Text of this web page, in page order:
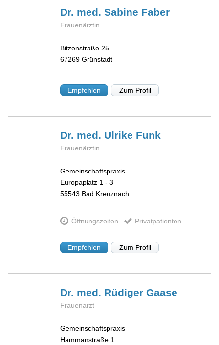
Dr. med. Sabine Faber
Frauenärztin
Bitzenstraße 25
67269 Grünstadt
Empfehlen Zum Profil
Dr. med. Ulrike Funk
Frauenärztin
Gemeinschaftspraxis
Europaplatz 1 - 3
55543 Bad Kreuznach
Öffnungszeiten Privatpatienten
Empfehlen Zum Profil
Dr. med. RüdigerGaase
Frauenarzt
Gemeinschaftspraxis
Hammanstraße 1